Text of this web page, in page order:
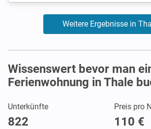
Weitere Ergebnisse in
Wissenswert bevor man
Ferienwohnung in Thale
Unterkünfte
822
Preis pro
110 €